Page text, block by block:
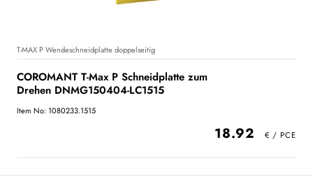
T-MAX P Wendeschneidplatte doppelseitig
COROMANT T-Max P Schneidplatte zum
Drehen DNMG150404-LC1515
Item No: 1080233.1515
18.92